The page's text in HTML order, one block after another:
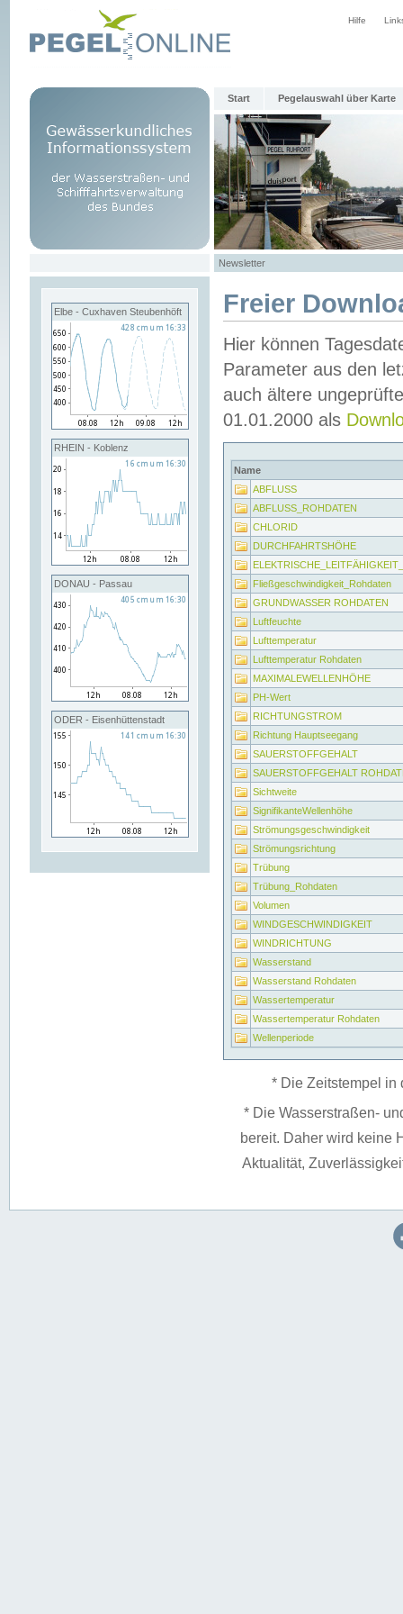
Hilfe
Start Pegelauswahl über Karte
Newsletter
Elbe - Cuxhaven Steubenhöft
RHEIN - Koblenz
DONAU - Passau
ODER - Eisenhüttenstadt
Freier
Hier können
Parameter aus den
auch ältere
01.01.2000 als
Name
ABFLUSS
ABFLUSS_ROHDATEN
CHLORID
DURCHFAHRTSHÖHE
Fließgeschwindigkeit_Rohdaten
GRUNDWASSER ROHDATEN
Luftfeuchte
Lufttemperatur
Lufttemperatur Rohdaten
MAXIMALEWELLENHÖHE
PH-Wert
RICHTUNGSTROM
Richtung Hauptseegang
SAUERSTOFFGEHALT
SAUERSTOFFGEHALT
Sichtweite
SignifikanteWellenhöhe
Strömungsgeschwindigkeit
Strömungsrichtung
Trübung
Trübung_Rohdaten
Volumen
WINDGESCHWINDIGKEIT
WINDRICHTUNG
Wasserstand
Wasserstand Rohdaten
Wassertemperatur
Wassertemperatur Rohdaten
Wellenperiode
* Die Zeitstempel in
* Die Wasserstraßen-
bereit. Daher wird keine
Aktualität,